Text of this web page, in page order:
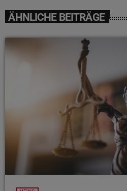
ÄHNLICHE BEITRÄGE